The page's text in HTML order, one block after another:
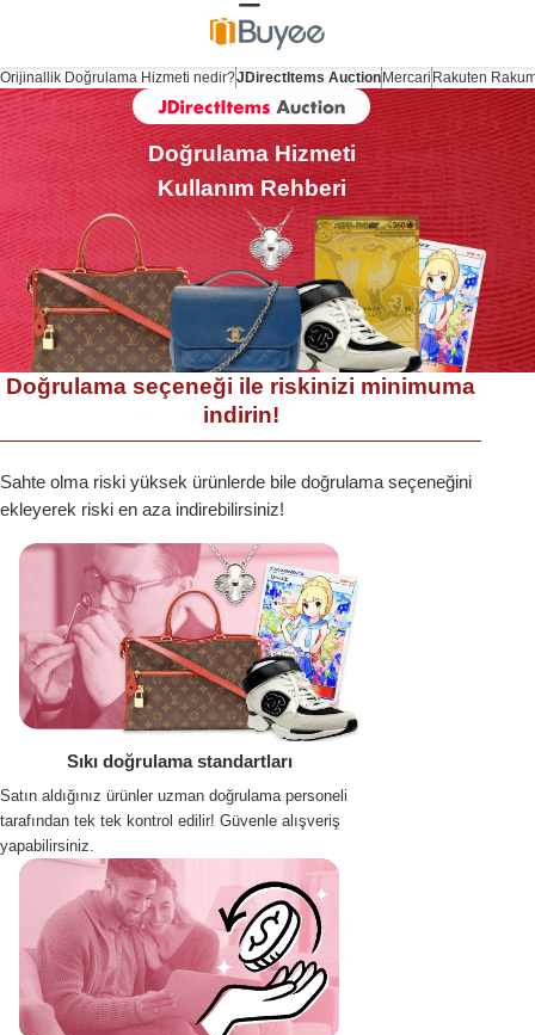
Orijinallik Doğrulama Hizmeti nedir?JDirectItems Auction Mercari Rakuten
Doğrulama Hizmeti
Kullanım Rehberi
Doğrulama seçeneği ile riskinizi minimuma
indirin!
Sahte olma riski yüksek ürünlerde bile doğrulama seçeneğini
ekleyerek riski en aza indirebilirsiniz!
Sıkı doğrulama standartları
Satın aldığınız ürünler uzman doğrulama personeli
tarafından tek tek kontrol edilir! Güvenle alışveriş
yapabilirsiniz.